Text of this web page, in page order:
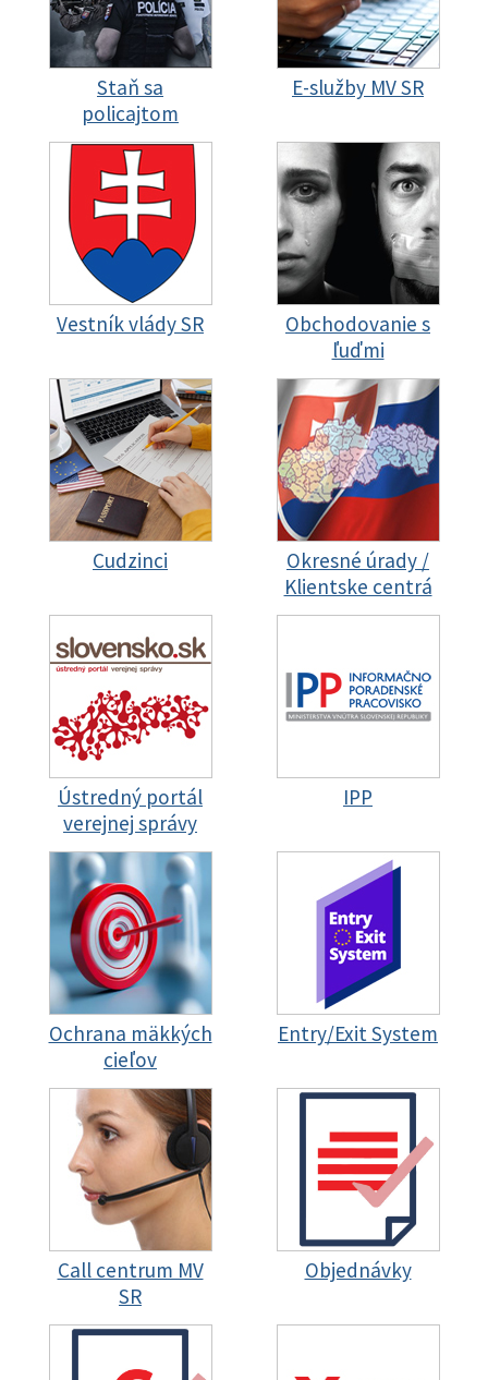
Staň sa
policajtom
E-služby MV SR
Vestník vlády SR
Obchodovanie s
ľuďmi
Cudzinci
Okresné úrady /
Klientske centrá
Ústredný portál
verejnej správy
IPP
Ochrana mäkkých
cieľov
Entry/Exit System
Call centrum MV
SR
Objednávky